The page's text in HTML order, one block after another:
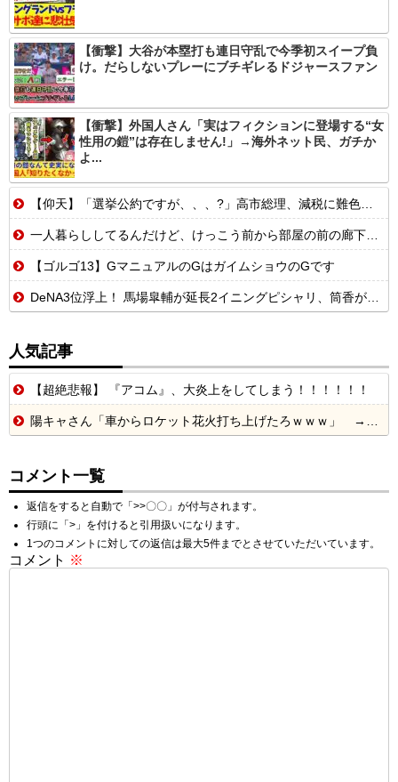
【衝撃】大谷が本塁打も連日守乱で今季初スイープ負
け。だらしないプレーにブチギレるドジャースファン
【衝撃】外国人さん「実はフィクションに登場する“女
性用の鎧”は存在しません!」→海外ネット民、ガチか
よ...
【仰天】「選挙公約ですが、、、?」高市総理、減税に難色を示し続ける玉木代表らを「煽りまくるwwwww」
一人暮らししてるんだけど、けっこう前から部屋の前の廊下で「この部屋のヤツどんなん？」とか「ほんまアホやなぁ」などと言う人が２、３日に一回は出てくんの。【再】
【ゴルゴ13】GマニュアルのGはガイムショウのGです
DeNA3位浮上！ 馬場皐輔が延長2イニングピシャリ、筒香がサヨナラホームラン！！
人気記事
【超絶悲報】 『アコム』、大炎上をしてしまう！！！！！！
陽キャさん「車からロケット花火打ち上げたろｗｗｗ」 → サンルーフが閉まっていて無事車内に発射
コメント一覧
返信をすると自動で「>>〇〇」が付与されます。
行頭に「>」を付けると引用扱いになります。
1つのコメントに対しての返信は最大5件までとさせていただいています。
コメント ※